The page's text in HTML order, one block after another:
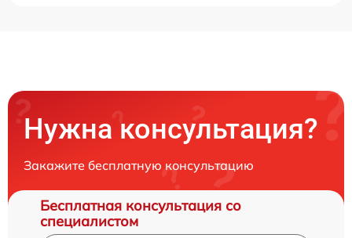
Нужна консультация?
Закажите бесплатную консультацию
Бесплатная консультация со
специалистом